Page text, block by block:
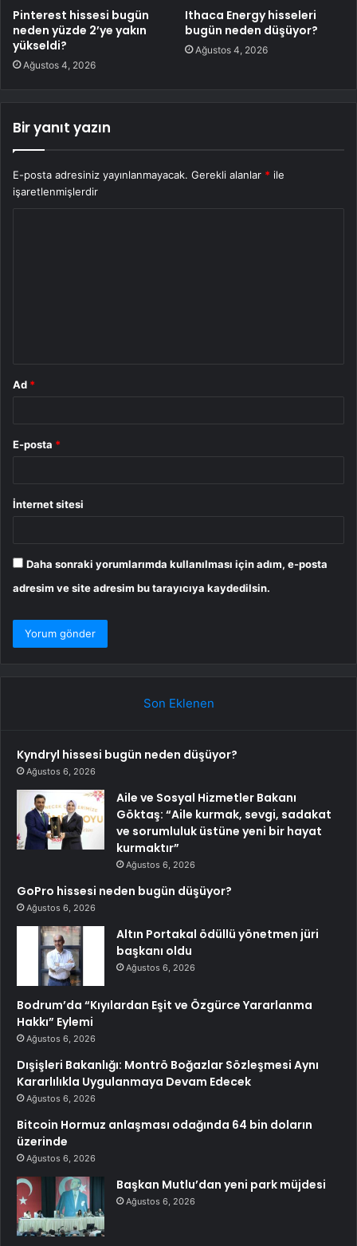
Pinterest hissesi bugün
neden yüzde 2’ye yakın
yükseldi?
Ağustos 4, 2026
Ithaca Energy hisseleri
bugün neden düşüyor?
Ağustos 4, 2026
Bir yanıt yazın
E-posta adresiniz yayınlanmayacak. Gerekli alanlar * ile
işaretlenmişlerdir
Ad *
E-posta *
İnternet sitesi
Daha sonraki yorumlarımda kullanılması için adım, e-posta
adresim ve site adresim bu tarayıcıya kaydedilsin.
Son Eklenen
Kyndryl hissesi bugün neden düşüyor?
Ağustos 6, 2026
Aile ve Sosyal Hizmetler Bakanı
Göktaş: “Aile kurmak, sevgi, sadakat
ve sorumluluk üstüne yeni bir hayat
kurmaktır”
Ağustos 6, 2026
GoPro hissesi neden bugün düşüyor?
Ağustos 6, 2026
Altın Portakal ödüllü yönetmen jüri
başkanı oldu
Ağustos 6, 2026
Bodrum’da “Kıyılardan Eşit ve Özgürce Yararlanma
Hakkı” Eylemi
Ağustos 6, 2026
Dışişleri Bakanlığı: Montrö Boğazlar Sözleşmesi Aynı
Kararlılıkla Uygulanmaya Devam Edecek
Ağustos 6, 2026
Bitcoin Hormuz anlaşması odağında 64 bin doların
üzerinde
Ağustos 6, 2026
Başkan Mutlu’dan yeni park müjdesi
Ağustos 6, 2026